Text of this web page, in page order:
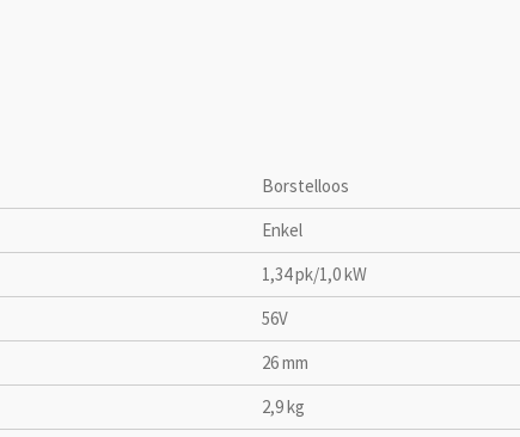
Borstelloos
Enkel
1,34 pk/1,0 kW
56V
26 mm
2,9 kg